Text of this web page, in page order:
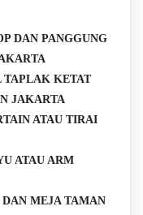
DAN PANGGUNG
TAPLAK KETAT
JAKARTA
ATAU TIRAI
ATAU ARM
MEJA TAMAN